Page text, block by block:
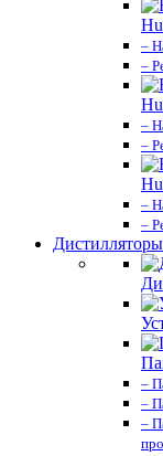
–
–
–
–
–
–
–
–
–